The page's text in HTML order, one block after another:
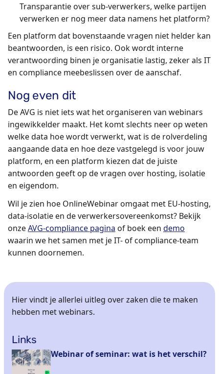
Transparantie over sub-verwerkers, welke partijen
verwerken er nog meer data namens het platform?
Een platform dat bovenstaande vragen niet helder kan
beantwoorden, is een risico. Ook wordt interne
verantwoording binen je organisatie lastig, zeker als IT
en compliance meebeslissen over de aanschaf.
Nog even dit
De AVG is niet iets wat het organiseren van webinars
ingewikkelder maakt. Het komt slechts neer op weten
welke data hoe wordt verwerkt, wat is de rolverdeling
aangaande data en hoe deze vastgelegd is voor jouw
platform, en een platform kiezen dat de juiste
antwoorden geeft op de vragen over hosting, isolatie
en eigendom.
Wil je zien hoe OnlineWebinar omgaat met EU-hosting,
data-isolatie en de verwerkersovereenkomst? Bekijk
onzeAVG-compliance pagina of boek een demo
waarin we het samen met je IT- of compliance-team
kunnen doornemen.
Hier vindt je allerlei uitleg over zaken die te maken
hebben met webinars.
Links
Webinar of seminar: wat is het verschil?